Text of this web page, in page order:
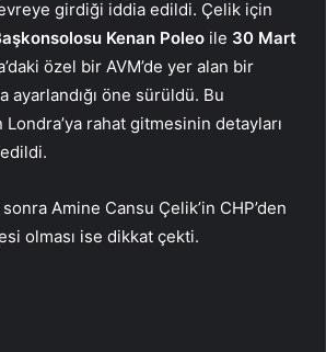
girdiği iddia edildi. Çelik için
Kenan Poleo ile 30 Mart
özel bir AVM’de yer alan bir
ayarlandığı öne sürüldü. Bu
rahat gitmesinin detayları
Amine Cansu Çelik’in CHP’den
olması ise dikkat çekti.